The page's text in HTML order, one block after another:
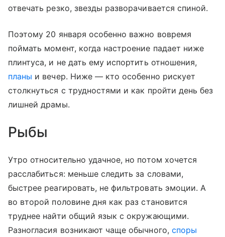
отвечать резко, звезды разворачивается спиной.
Поэтому 20 января особенно важно вовремя
поймать момент, когда настроение падает ниже
плинтуса, и не дать ему испортить отношения,
планы и вечер. Ниже — кто особенно рискует
столкнуться с трудностями и как пройти день без
лишней драмы.
Рыбы
Утро относительно удачное, но потом хочется
расслабиться: меньше следить за словами,
быстрее реагировать, не фильтровать эмоции. А
во второй половине дня как раз становится
труднее найти общий язык с окружающими.
Разногласия возникают чаще обычного, споры